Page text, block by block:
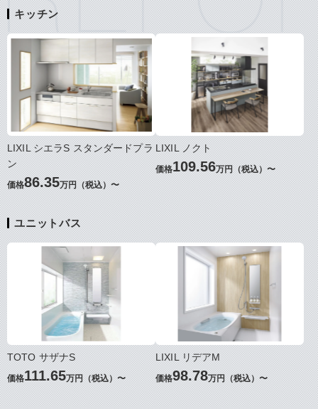
キッチン
LIXIL シエラS スタンダードプラ
ン
価格86.35万円（税込）〜
LIXIL ノクト
価格109.56万円（税込）〜
ユニットバス
TOTO サザナS
価格111.65万円（税込）〜
LIXIL リデアM
価格98.78万円（税込）〜